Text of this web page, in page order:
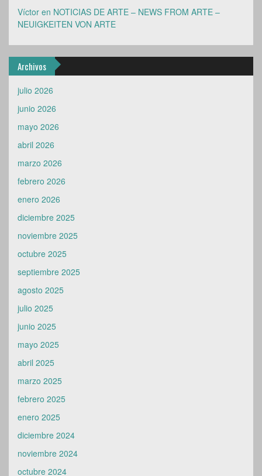
Víctor en NOTICIAS DE ARTE – NEWS FROM ARTE –
NEUIGKEITEN VON ARTE
Archivos
julio 2026
junio 2026
mayo 2026
abril 2026
marzo 2026
febrero 2026
enero 2026
diciembre 2025
noviembre 2025
octubre 2025
septiembre 2025
agosto 2025
julio 2025
junio 2025
mayo 2025
abril 2025
marzo 2025
febrero 2025
enero 2025
diciembre 2024
noviembre 2024
octubre 2024